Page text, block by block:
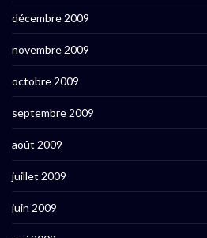
décembre 2009
novembre 2009
octobre 2009
septembre 2009
août 2009
juillet 2009
juin 2009